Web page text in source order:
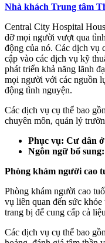
Nhà khách Trung tâm
Central City Hospital
đỡ mọi người vượt qua
động của nó. Các dịch vụ
cập vào các dịch vụ kỹ
phát triển khả năng lãnh
mọi người với các nguồn
động tình nguyện.
Các dịch vụ cụ thể bao
chuyên môn, quản lý
Phục vụ: Cư dân
Ngôn ngữ bổ
Phòng khám người cao
Phòng khám người cao
vụ liên quan đến sức
trang bị để cung cấp cả
Các dịch vụ cụ thể bao